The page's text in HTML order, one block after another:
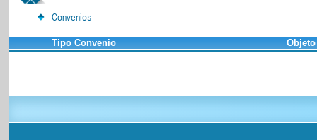
Convenios
Tipo Convenio Objeto